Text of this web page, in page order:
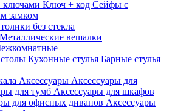
ключами Ключ + код Сейфы с
замком
без стекла
Металлические вешалки
Кухонные стулья Барные стулья
Аксессуары Аксессуары для
для тумб Аксессуары для шкафов
для офисных диванов Аксессуары